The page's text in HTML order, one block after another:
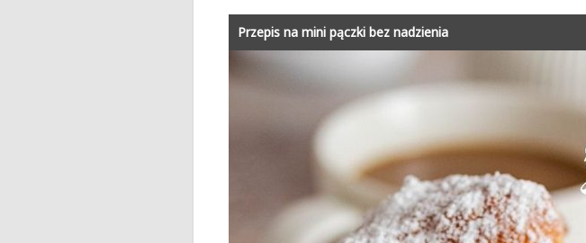
Przepis na mini pączki bez nadzienia